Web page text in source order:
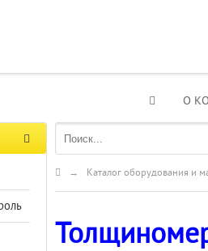
О
→ Каталог оборудования и